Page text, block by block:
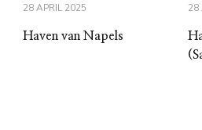
28 APRIL 2025
Haven van Napels
28